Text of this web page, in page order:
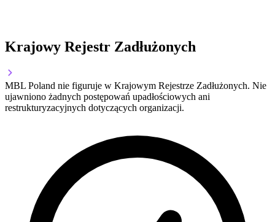
Krajowy Rejestr Zadłużonych
MBL Poland nie figuruje w Krajowym Rejestrze Zadłużonych. Nie
ujawniono żadnych postępowań upadłościowych ani
restrukturyzacyjnych dotyczących organizacji.